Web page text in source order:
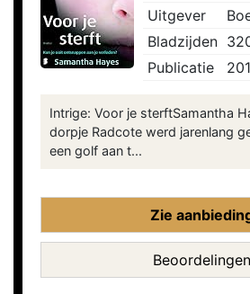
Uitgever
Bladzijden
Publicatie
Intrige: Voor je sterftSamantha
dorpje Radcote werd jarenlang
een golf aan t...
Zie
Beoordelingen